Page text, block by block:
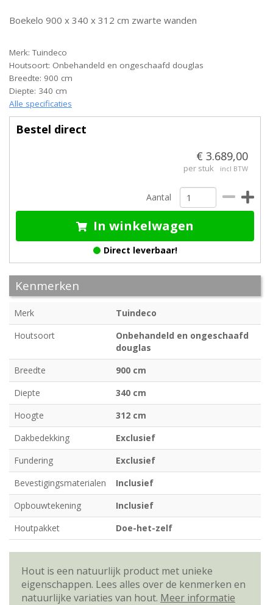
Boekelo 900 x 340 x 312 cm zwarte wanden
Merk: Tuindeco
Houtsoort: Onbehandeld en ongeschaafd douglas
Breedte: 900 cm
Diepte: 340 cm
Alle specificaties
Bestel direct
€ 3.689,00
per stuk incl BTW
Aantal
In winkelwagen
Direct leverbaar!
Kenmerken
Merk
Tuindeco
Houtsoort
Onbehandeld en ongeschaafd
douglas
Breedte
900 cm
Diepte
340 cm
Hoogte
312 cm
Dakbedekking
Exclusief
Fundering
Exclusief
Bevestigingsmaterialen
Inclusief
Opbouwtekening
Inclusief
Houtpakket
Doe-het-zelf
Hout is een natuurlijk product met unieke
eigenschappen. Lees alles over de kenmerken en
natuurlijke variaties van hout. Meer informatie